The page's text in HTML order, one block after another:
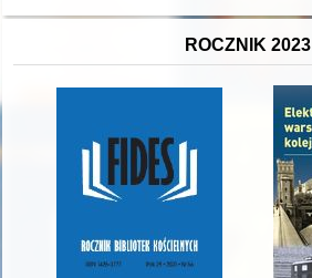
ROCZNIK 2023